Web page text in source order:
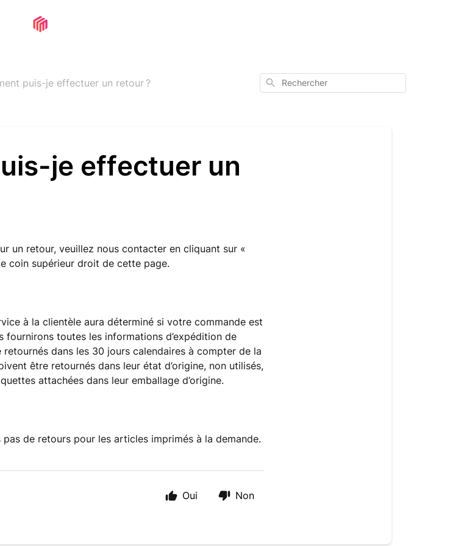
puis-je effectuer un retour ? Rechercher
je effectuer un
un retour, veuillez nous contacter en cliquant sur «
coin supérieur droit de cette page.
à la clientèle aura déterminé si votre commande est
fournirons toutes les informations d’expédition de
dans les 30 jours calendaires à compter de la
être retournés dans leur état d’origine, non utilisés,
attachées dans leur emballage d’origine.
pas de retours pour les articles imprimés à la demande.
Oui Non